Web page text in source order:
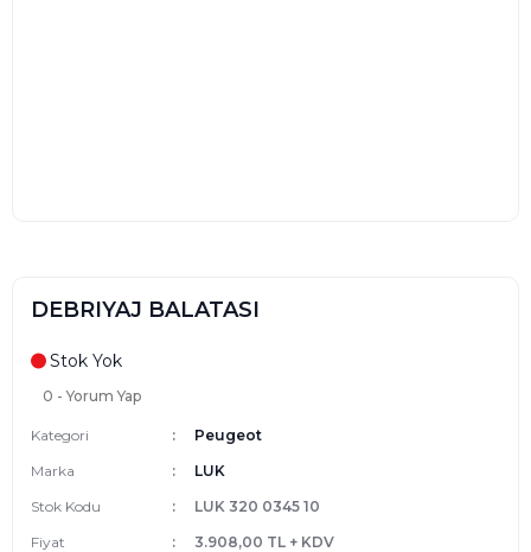
DEBRIYAJ BALATASI
Stok Yok
0 - Yorum Yap
Kategori
Peugeot
Marka
LUK
Stok Kodu
LUK 320 0345 10
Fiyat
3.908,00 TL + KDV